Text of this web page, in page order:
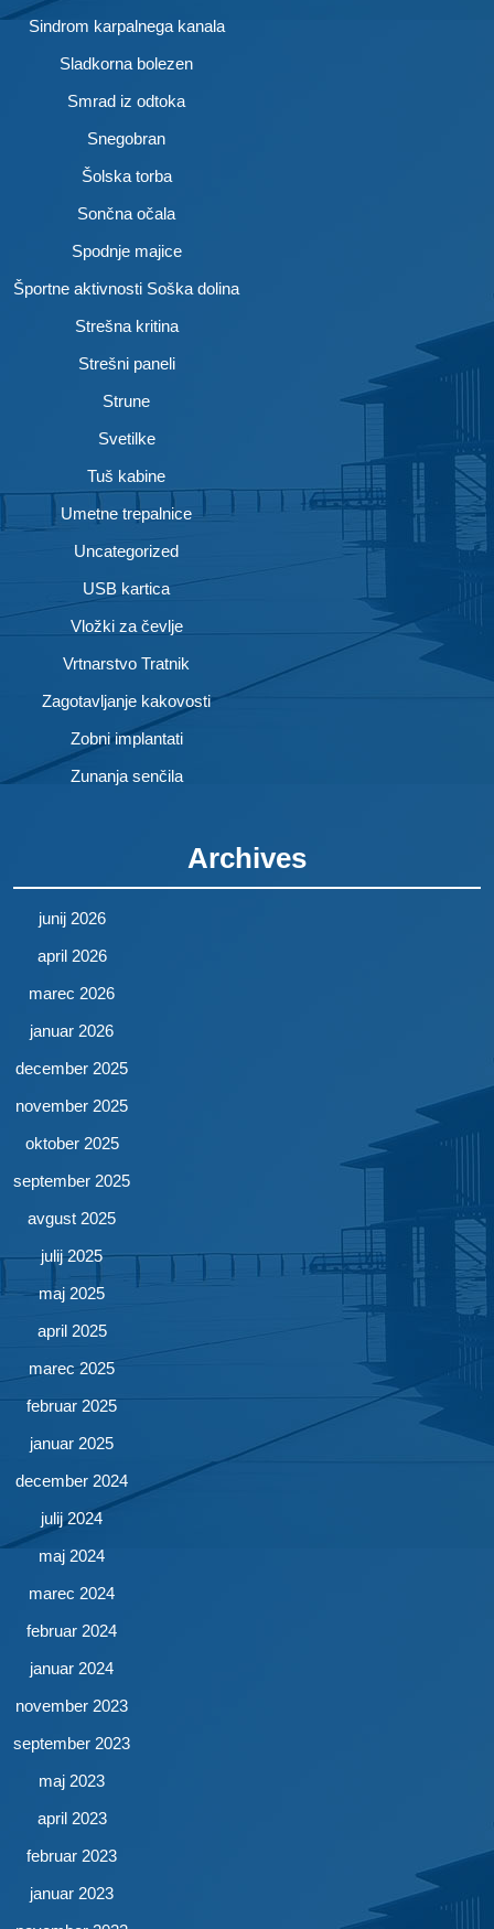
Sindrom karpalnega kanala
Sladkorna bolezen
Smrad iz odtoka
Snegobran
Šolska torba
Sončna očala
Spodnje majice
Športne aktivnosti Soška dolina
Strešna kritina
Strešni paneli
Strune
Svetilke
Tuš kabine
Umetne trepalnice
Uncategorized
USB kartica
Vložki za čevlje
Vrtnarstvo Tratnik
Zagotavljanje kakovosti
Zobni implantati
Zunanja senčila
Archives
junij 2026
april 2026
marec 2026
januar 2026
december 2025
november 2025
oktober 2025
september 2025
avgust 2025
julij 2025
maj 2025
april 2025
marec 2025
februar 2025
januar 2025
december 2024
julij 2024
maj 2024
marec 2024
februar 2024
januar 2024
november 2023
september 2023
maj 2023
april 2023
februar 2023
januar 2023